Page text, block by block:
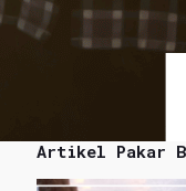
Artikel Pakar